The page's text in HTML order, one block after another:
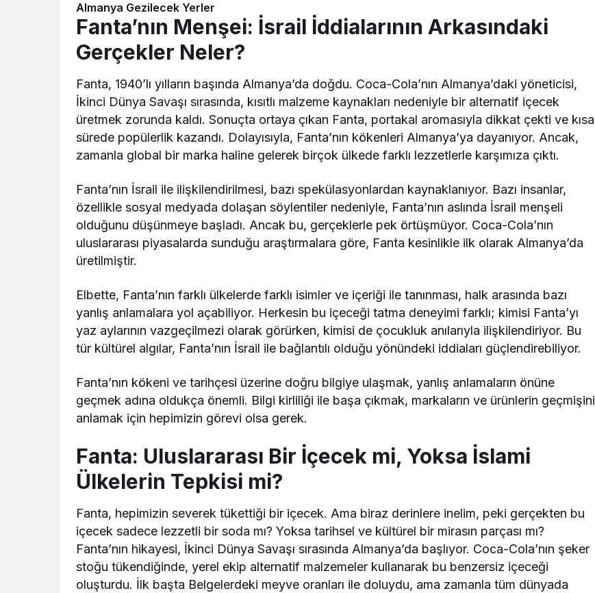
Almanya Gezilecek Yerler
Fanta’nın Menşei: İsrail İddialarının Arkasındaki
Gerçekler Neler?
Fanta, 1940’lı yılların başında Almanya’da doğdu. Coca-Cola’nın Almanya’daki yöneticisi,
İkinci Dünya Savaşı sırasında, kısıtlı malzeme kaynakları nedeniyle bir alternatif içecek
üretmek zorunda kaldı. Sonuçta ortaya çıkan Fanta, portakal aromasıyla dikkat çekti ve kısa
sürede popülerlik kazandı. Dolayısıyla, Fanta’nın kökenleri Almanya’ya dayanıyor. Ancak,
zamanla global bir marka haline gelerek birçok ülkede farklı lezzetlerle karşımıza çıktı.
Fanta’nın İsrail ile ilişkilendirilmesi, bazı spekülasyonlardan kaynaklanıyor. Bazı insanlar,
özellikle sosyal medyada dolaşan söylentiler nedeniyle, Fanta’nın aslında İsrail menşeli
olduğunu düşünmeye başladı. Ancak bu, gerçeklerle pek örtüşmüyor. Coca-Cola’nın
uluslararası piyasalarda sunduğu araştırmalara göre, Fanta kesinlikle ilk olarak Almanya’da
üretilmiştir.
Elbette, Fanta’nın farklı ülkelerde farklı isimler ve içeriği ile tanınması, halk arasında bazı
yanlış anlamalara yol açabiliyor. Herkesin bu içeceği tatma deneyimi farklı; kimisi Fanta’yı
yaz aylarının vazgeçilmezi olarak görürken, kimisi de çocukluk anılarıyla ilişkilendiriyor. Bu
tür kültürel algılar, Fanta’nın İsrail ile bağlantılı olduğu yönündeki iddiaları güçlendirebiliyor.
Fanta’nın kökeni ve tarihçesi üzerine doğru bilgiye ulaşmak, yanlış anlamaların önüne
geçmek adına oldukça önemli. Bilgi kirliliği ile başa çıkmak, markaların ve ürünlerin geçmişini
anlamak için hepimizin görevi olsa gerek.
Fanta: Uluslararası Bir İçecek mi, Yoksa İslami
Ülkelerin Tepkisi mi?
Fanta, hepimizin severek tükettiği bir içecek. Ama biraz derinlere inelim, peki gerçekten bu
içecek sadece lezzetli bir soda mı? Yoksa tarihsel ve kültürel bir mirasın parçası mı?
Fanta’nın hikayesi, İkinci Dünya Savaşı sırasında Almanya’da başlıyor. Coca-Cola’nın şeker
stoğu tükendiğinde, yerel ekip alternatif malzemeler kullanarak bu benzersiz içeceği
oluşturdu. İlk başta Belgelerdeki meyve oranları ile doluydu, ama zamanla tüm dünyada